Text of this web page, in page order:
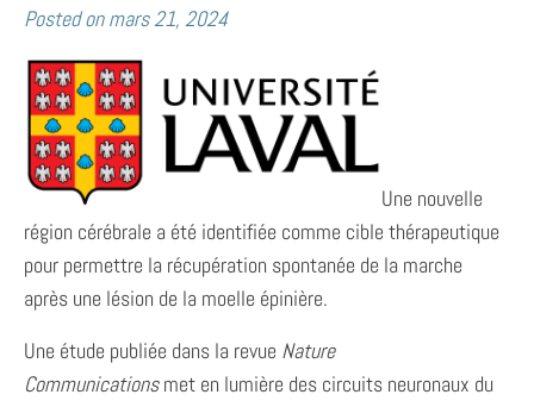
Posted on mars 21, 2024
Une nouvelle
région cérébrale a été identifiée comme cible thérapeutique
pour permettre la récupération spontanée de la marche
après une lésion de la moelle épinière.
Une étude publiée dans la revue Nature
Communicationsmet en lumière des circuits neuronaux du